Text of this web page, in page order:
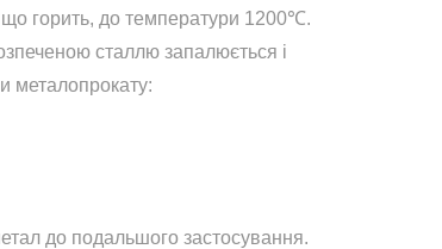
що горить, до температури 1200℃.
сталлю запалюється і
металопрокату:
до подальшого застосування.